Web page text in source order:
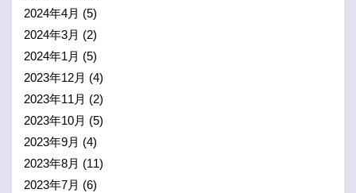
2024年4月 (5)
2024年3月 (2)
2024年1月 (5)
2023年12月 (4)
2023年11月 (2)
2023年10月 (5)
2023年9月 (4)
2023年8月 (11)
2023年7月 (6)